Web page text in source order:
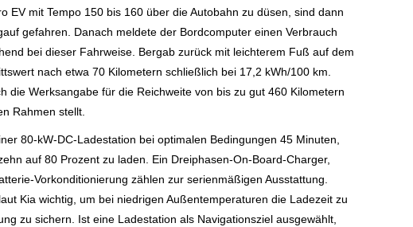
EV mit Tempo 150 bis 160 über die Autobahn zu düsen, sind dann
gefahren. Danach meldete der Bordcomputer einen Verbrauch
bei dieser Fahrweise. Bergab zurück mit leichterem Fuß auf dem
nach etwa 70 Kilometern schließlich bei 17,2 kWh/100 km.
die Werksangabe für die Reichweite von bis zu gut 460 Kilometern
Rahmen stellt.
80-kW-DC-Ladestation bei optimalen Bedingungen 45 Minuten,
auf 80 Prozent zu laden. Ein Dreiphasen-On-Board-Charger,
Vorkonditionierung zählen zur serienmäßigen Ausstattung.
Kia wichtig, um bei niedrigen Außentemperaturen die Ladezeit zu
zu sichern. Ist eine Ladestation als Navigationsziel ausgewählt,